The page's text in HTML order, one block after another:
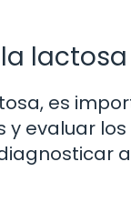
es
y evaluar